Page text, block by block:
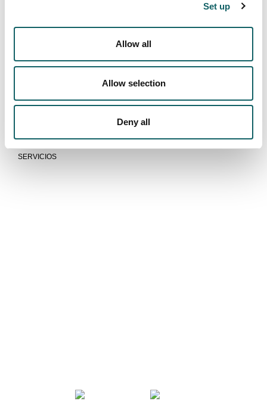
Set up
Allow all
Allow selection
Deny all
PRECIOS, BECAS Y AYUDAS
Sistema de Calidad
PROGRAMAS E INFORMES DE EVALUACIÓN
Campus
INSTALACIONES Y RECURSOS
SERVICIOS